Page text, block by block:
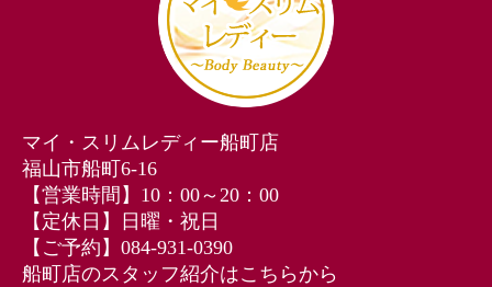
マイ・スリムレディー船町店
福山市船町6-16
【営業時間】10：00～20：00
【定休日】日曜・祝日
【ご予約】084-931-0390
船町店のスタッフ紹介はこちらから